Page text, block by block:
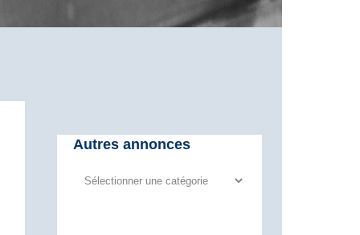
Autres annonces
Autres